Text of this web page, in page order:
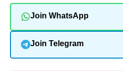
Join WhatsApp
Join Telegram